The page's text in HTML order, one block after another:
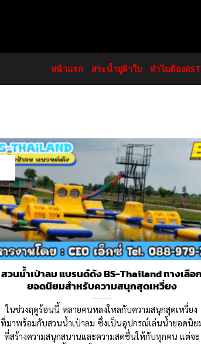
หน้าแรก สระน้ำปูผ้าใบ ทำไมต้อง
สวนน้ำเป่าลม แบรนด์ดัง BS-Thailand ทางเลือก
ยอดนิยมสำหรับความสนุกสุดเหวี่ยง
ในช่วงฤดูร้อนนี้ หลายคนหลงใหลกับความสนุกสุดเหวี่ยง
ที่มาพร้อมกับสวนน้ำเป่าลม ซึ่งเป็นอุปกรณ์เล่นน้ำยอดนิย
ที่สร้างความสนุกสนานและความสดชื่นให้กับทุกคน แต่จะ